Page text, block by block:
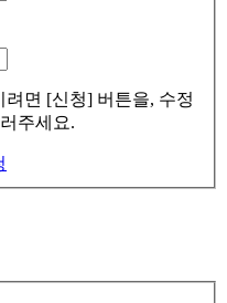
면 [신청] 버튼을, 수정
주세요.